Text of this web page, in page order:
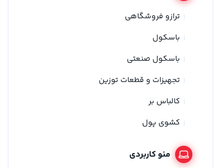
ترازو فروشگاهی
باسکول
باسکول صنعتی
تجهیزات و قطعات توزین
کالباس بر
کشوی پول
منو کاربردی